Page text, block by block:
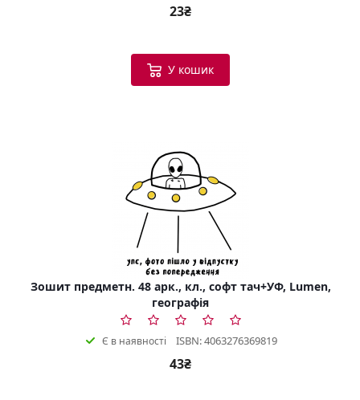
23₴
У кошик
Зошит предметн. 48 арк., кл., софт тач+УФ, Lumen,
географія
Є в наявності ISBN: 4063276369819
43₴